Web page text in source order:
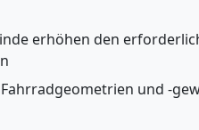
erhöhen den
und -